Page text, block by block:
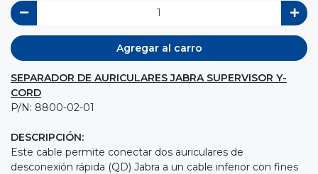
Agregar al carro
SEPARADOR DE AURICULARES JABRA SUPERVISOR Y-
CORD
P/N: 8800-02-01
DESCRIPCIÓN:
Este cable permite conectar dos auriculares de
desconexión rápida (QD) Jabra a un cable inferior con fines